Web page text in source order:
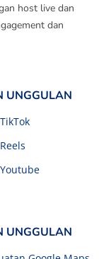
host live dan
dan
UNGGULAN
UNGGULAN